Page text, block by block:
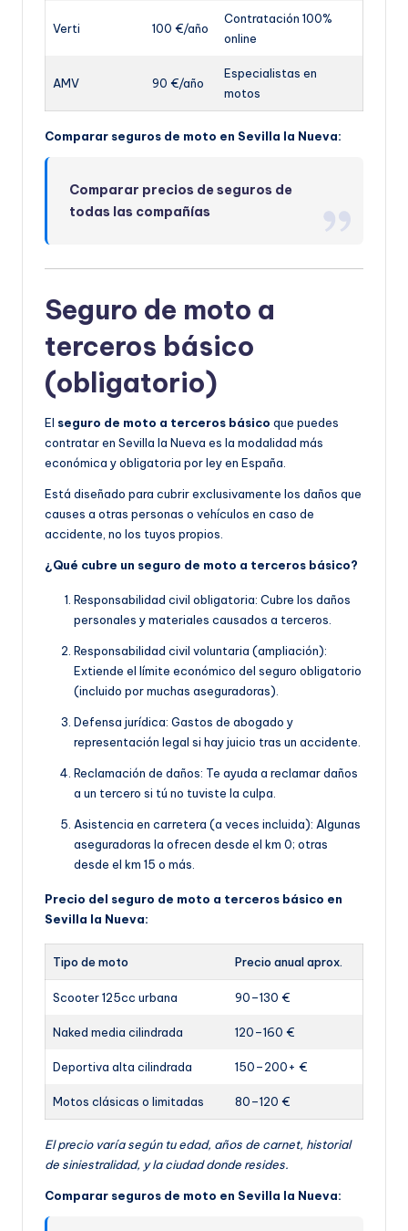
Verti 100 €/año
Contratación 100%
online
AMV 90 €/año
Especialistas en
motos
Comparar seguros de moto en Sevilla la Nueva:
Comparar precios de seguros de
todas las compañías
Seguro de moto a
terceros básico
(obligatorio)
El seguro de moto a terceros básico que puedes
contratar en Sevilla la Nueva es la modalidad más
económica y obligatoria por ley en España.
Está diseñado para cubrir exclusivamente los daños que
causes a otras personas o vehículos en caso de
accidente, no los tuyos propios.
¿Qué cubre un seguro de moto a terceros básico?
Responsabilidad civil obligatoria: Cubre los daños
personales y materiales causados a terceros.
Responsabilidad civil voluntaria (ampliación):
Extiende el límite económico del seguro obligatorio
(incluido por muchas aseguradoras).
Defensa jurídica: Gastos de abogado y
representación legal si hay juicio tras un accidente.
Reclamación de daños: Te ayuda a reclamar daños
a un tercero si tú no tuviste la culpa.
Asistencia en carretera (a veces incluida): Algunas
aseguradoras la ofrecen desde el km 0; otras
desde el km 15 o más.
Precio del seguro de moto a terceros básico en
Sevilla la Nueva:
Tipo de moto Precio anual aprox.
Scooter 125cc urbana 90–130 €
Naked media cilindrada 120–160 €
Deportiva alta cilindrada 150–200+ €
Motos clásicas o limitadas 80–120 €
El precio varía según tu edad, años de carnet, historial
de siniestralidad, y la ciudad donde resides.
Comparar seguros de moto en Sevilla la Nueva: